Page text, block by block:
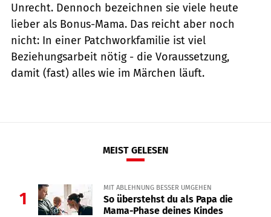
Unrecht. Dennoch bezeichnen sie viele heute
lieber als Bonus-Mama. Das reicht aber noch
nicht: In einer Patchworkfamilie ist viel
Beziehungsarbeit nötig - die Voraussetzung,
damit (fast) alles wie im Märchen läuft.
MEIST GELESEN
1
MIT ABLEHNUNG BESSER UMGEHEN
So überstehst du als Papa die
Mama-Phase deines Kindes